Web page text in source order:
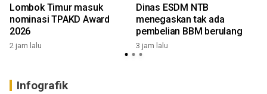
Lombok Timur masuk
nominasi TPAKD Award
2026
2 jam lalu
Dinas ESDM NTB
menegaskan tak ada
pembelian BBM berulang
3 jam lalu
Infografik